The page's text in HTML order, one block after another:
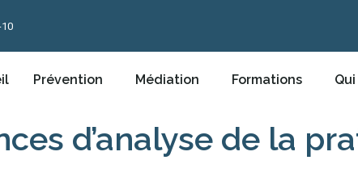
Prévention Médiation Formations
d’analyse de la